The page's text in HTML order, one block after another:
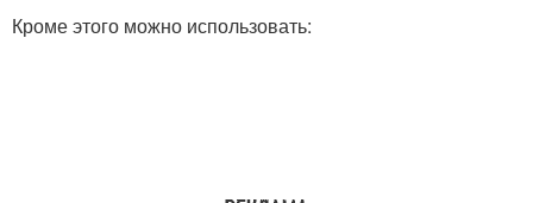
Кроме этого можно использовать: